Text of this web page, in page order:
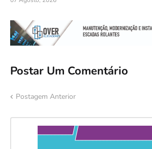
Postar Um Comentário
Postagem Anterior